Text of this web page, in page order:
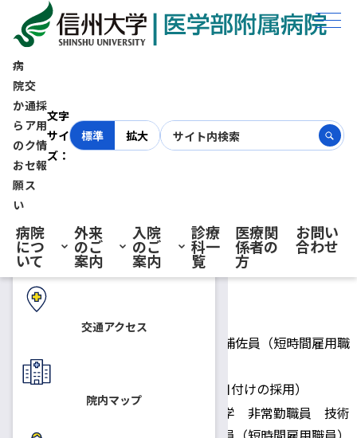
病
院
か
ら
の
お
願
い
交
通
ア
ク
セ
ス
採
用
情
報
文字
サイ
ズ：
標準 拡大
病院
につ
いて
外来
のご
案内
入院
のご
案内
診療
科一
覧
医療関
係者の
方
お問い
合わせ
ホーム
採用情報
臨床検査部 技術補佐員又は技能補佐員（短時間雇用職員）募集【締
切：令和7年7月31日(木)必着】
臨床検査部 技術補佐員又は技
能補佐員（短時間雇用職員）募
集【締切：令和7年7月31日
(木)必着】
2025.07.04
技術補佐員又は技能補佐員（短時間雇用職
採用予定日
随時（1日または18日付けの採用）
国立大学法人信州大学 非常勤職員 技術
入院・ご面会の方へ
交通アクセス
院内マップ